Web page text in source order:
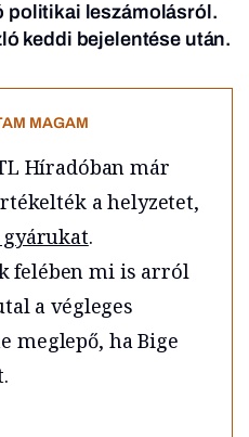
politikai leszámolásról.
keddi bejelentése után.
MAGAM
Híradóban már
a helyzetet,
.
felében mi is arról
a végleges
meglepő, ha Bige